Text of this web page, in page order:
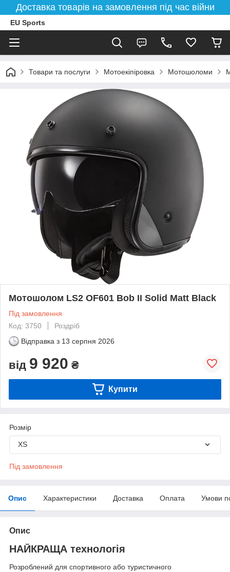
Доставка товарів на замовлення під час війни
EU Sports
Товари та послуги Мотоекіпіровка Мотошоломи
Мотошолом LS2 OF601 Bob II Solid Matt Black
Під замовлення
Код: 3750
Роздріб
Відправка з 13 серпня 2026
від 9 920 ₴
Купити
Розмір
XS
Під замовлення
Опис Характеристики Доставка Оплата Умови
Опис
НАЙКРАЩА технологія
Розроблений для спортивного або туристичного